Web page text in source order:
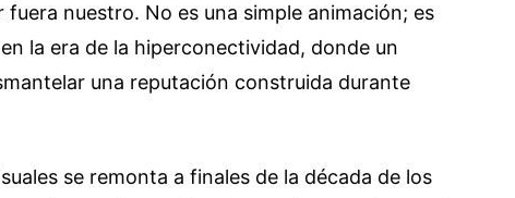
nuestro. No es una simple animación; es
la era de la hiperconectividad, donde un
una reputación construida durante
se remonta a finales de la década de los